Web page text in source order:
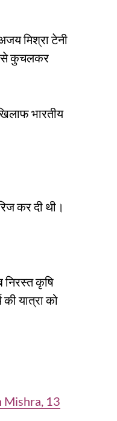
मिश्रा टेनी
से कुचलकर
भारतीय
कर दी थी।
निरस्त कृषि
यात्रा को
Mishra, 13